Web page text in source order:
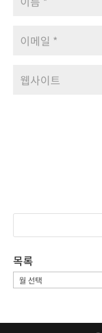
목록
목